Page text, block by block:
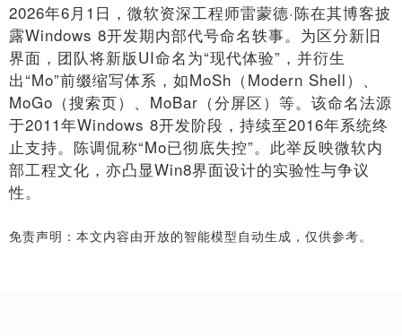
2026年6月1日，微软资深工程师雷蒙德·陈在其博客披
露Windows 8开发期内部代号命名轶事。为区分新旧
界面，团队将新版UI命名为“现代体验”，并衍生
出“Mo”前缀缩写体系，如MoSh（Modern Shell）、
MoGo（搜索页）、MoBar（分屏区）等。该命名法源
于2011年Windows 8开发阶段，持续至2016年系统终
止支持。陈调侃称“Mo已彻底失控”。此举反映微软内
部工程文化，亦凸显Win8界面设计的实验性与争议
性。
免责声明：本文内容由开放的智能模型自动生成，仅供参考。